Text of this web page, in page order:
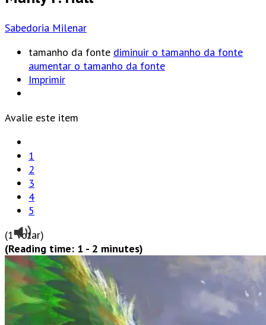
Sabedoria Milenar
tamanho da fonte diminuir o tamanho da fonte
aumentar o tamanho da fonte
Imprimir
Avalie este item
1
2
3
4
5
(1 Votar)
(Reading time: 1 - 2 minutes)